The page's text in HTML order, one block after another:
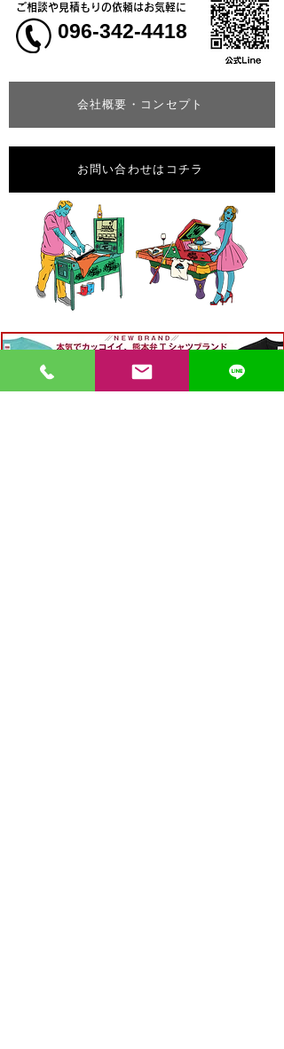
会社概要・コンセプト
ご相談や見積もりの依頼はお気軽に
096-342-4418
お問い合わせはコチラ